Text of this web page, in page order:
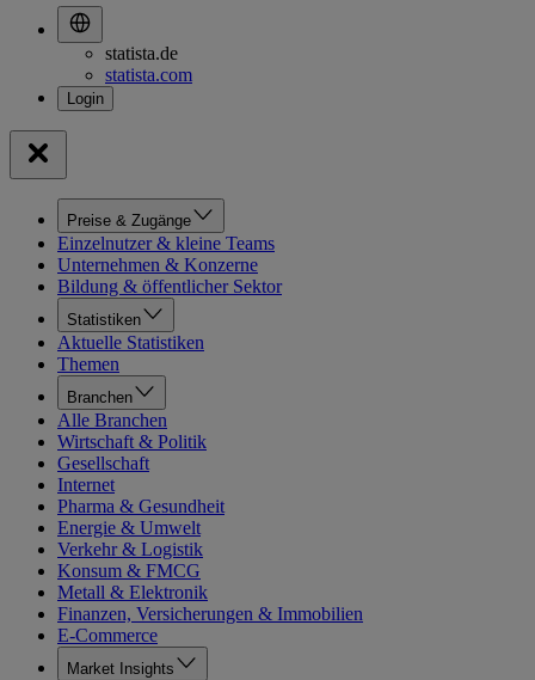
statista.de
statista.com
Preise & Zugänge
Einzelnutzer & kleine Teams
Unternehmen & Konzerne
Bildung & öffentlicher Sektor
Statistiken
Aktuelle Statistiken
Themen
Branchen
Alle Branchen
Wirtschaft & Politik
Gesellschaft
Internet
Pharma & Gesundheit
Energie & Umwelt
Verkehr & Logistik
Konsum & FMCG
Metall & Elektronik
Finanzen, Versicherungen & Immobilien
E-Commerce
Market Insights